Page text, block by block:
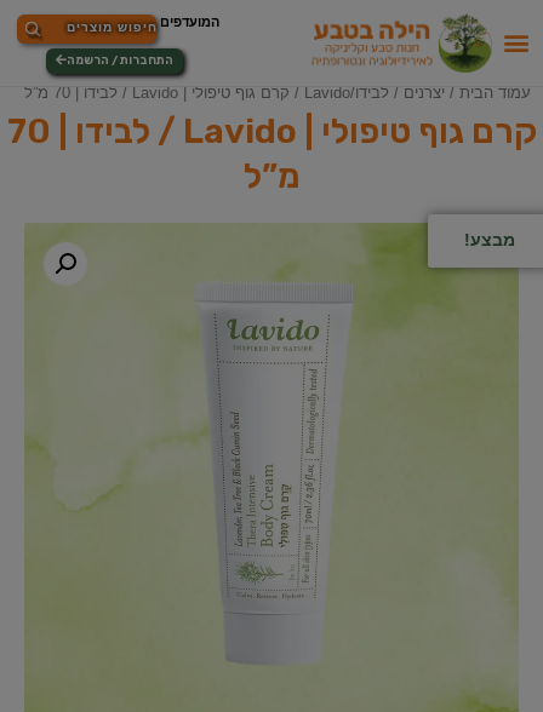
התחברות / הרשמה
עמוד הבית / יצרנים / לבידו/Lavido / קרם גוף טיפולי | Lavido / לבידו | 70 מ”ל
קרם גוף טיפולי | Lavido / לבידו | 70
מ”ל
מבצע!